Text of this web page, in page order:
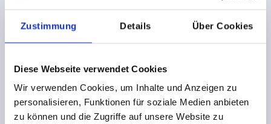
Zustimmung Details Über Cookies
Diese Webseite verwendet Cookies
Wir verwenden Cookies, um Inhalte und Anzeigen zu
personalisieren, Funktionen für soziale Medien anbieten
zu können und die Zugriffe auf unsere Website zu
1/4 DREHVERSCHLUSS KREUZSCHLITZKOPF, STAHL
VERZINKT, L1=13,9